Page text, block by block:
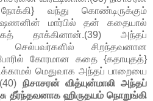
வந்து கொண்டிருக்கும்
மார்பில் தன் கதையால்
தாக்கினான்.(39) அந்தப்
செல்பவர்களில் சிறந்தவனான
கோரமான கதை {கதாயுதத்}
மெதுவாக அந்தப் பாறையை
நிசாசரன் வித்யுன்மாலி அந்தப்
தீர்ந்தவனாக ஹிருதயம் நொறுங்கி